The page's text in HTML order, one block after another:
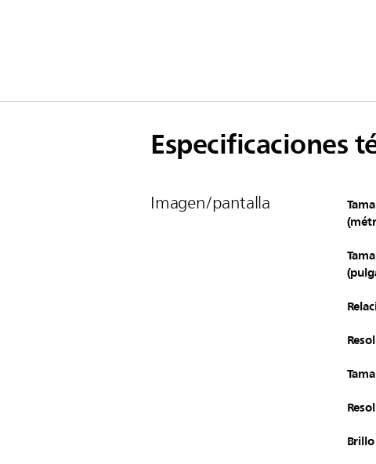
Especificaciones
Imagen/pantalla
Brillo